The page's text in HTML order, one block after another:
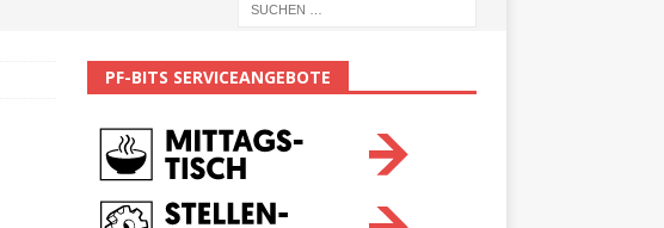
PF-BITS SERVICEANGEBOTE